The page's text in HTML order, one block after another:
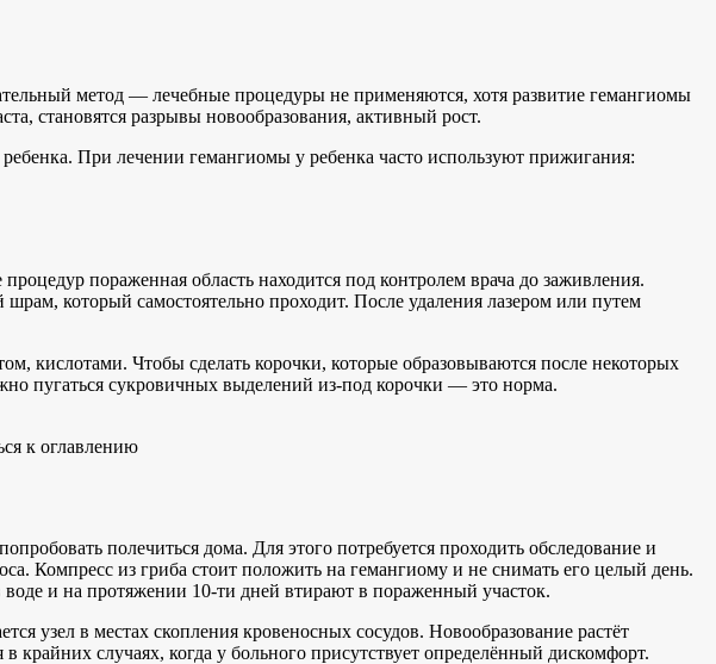
метод — лечебные процедуры не применяются, хотя развитие гемангиомы
становятся разрывы новообразования, активный рост.
При лечении гемангиомы у ребенка часто используют прижигания:
пораженная область находится под контролем врача до заживления.
который самостоятельно проходит. После удаления лазером или путем
кислотами. Чтобы сделать корочки, которые образовываются после некоторых
пугаться сукровичных выделений из-под корочки ― это норма.
к оглавлению
полечиться дома. Для этого потребуется проходить обследование и
Компресс из гриба стоит положить на гемангиому и не снимать его целый день.
воде и на протяжении 10-ти дней втирают в пораженный участок.
узел в местах скопления кровеносных сосудов. Новообразование растёт
крайних случаях, когда у больного присутствует определённый дискомфорт.